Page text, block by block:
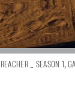
_ SEASON 1,